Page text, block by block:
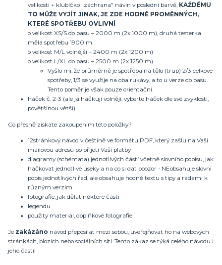
velikosti + klubíčko "záchrana" návin v poslední barvě, KAŽDÉMU
TO MŮŽE VYJÍT JINAK, JE ZDE HODNĚ PROMĚNNÝCH,
KTERÉ SPOTŘEBU OVLIVNÍ
o velikost XS/S do pasu – 2000 m (2x 1000 m), druhá testerka
měla spotřebu 1900 m
o velikost M/L volnější – 2400 m (2x 1200 m)
o velikost L/XL do pasu – 2500 m (2x 1250 m)
Vyšlo mi, že průměrně je spotřeba na tělo (trup) 2/3 celkové
spotřeby, 1/3 se využije na oba rukávy, a to u verze do pasu.
Tento poměr je však pouze orientační.
háček č. 2-3 (ale já háčkuji volněji, vyberte háček dle své zvyklosti,
povětšinou větší)
Co přesně získáte zakoupením této položky?
12stránkový návod v češtině ve formátu PDF, který zašlu na Vaši
mailovou adresu po přijetí Vaší platby
diagramy (schémata) jednotlivých částí včetně slovního popisu, jak
háčkovat jednotlivé úseky a na co si dát poozor - NEobsahuje slovní
popis jednotlivých řad, ale obsahuje hodně textu s tipy a radami k
různým verzím
fotografie, jak dělat některé části
legendu
použitý materiál, doplňkové fotografie
Je zakázáno návod přeposílat mezi sebou, uveřejňovat ho na webových
stránkách, blozích nebo sociálních sítí. Tento zákaz se týká celého návodu i
jeho částí!